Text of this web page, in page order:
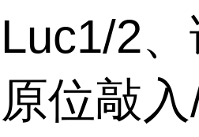
Luc1/2
原位敲入